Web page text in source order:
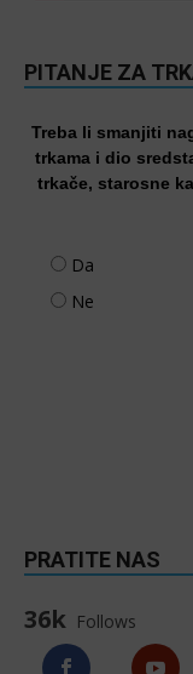
PITANJE ZA
Treba li smanjiti
trkama i dio
trkače, starosne
Da
Ne
PRATITE NAS
36k Follows